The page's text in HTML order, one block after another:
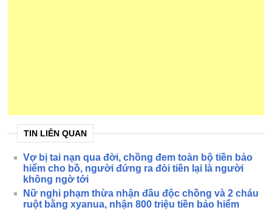
TIN LIÊN QUAN
Vợ bị tai nạn qua đời, chồng đem toàn bộ tiền bảo
hiểm cho bồ, người đứng ra đòi tiền lại là người
không ngờ tới
Nữ nghi phạm thừa nhận đầu độc chồng và 2 cháu
ruột bằng xyanua, nhận 800 triệu tiền bảo hiểm